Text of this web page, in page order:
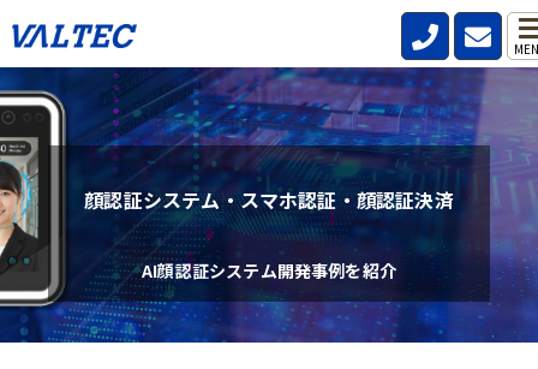
顔認証システム・スマホ認証・顔認証決済
AI顔認証システム開発事例を紹介